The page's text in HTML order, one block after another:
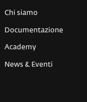
Chi siamo
Documentazione
Academy
News & Eventi